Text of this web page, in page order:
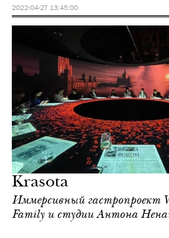
2022-04-27 13:45:00
Krasota
Иммерсивный гастропроект
Family и студии Антона